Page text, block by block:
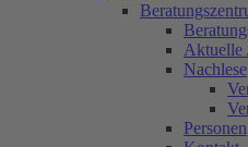
Aktuelle
Nachlese
Personen